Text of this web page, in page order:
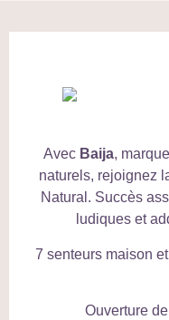
Avec Baija,
naturels, rejoignez
Natural. Succès
ludiques et
7 senteurs maison
Ouverture